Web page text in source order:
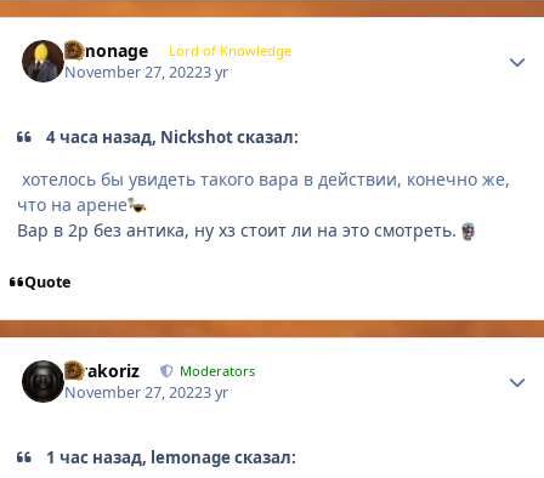
lemonage Lord of Knowledge
November 27, 20223 yr
4 часа назад, Nickshot сказал:
хотелось бы увидеть такого вара в действии, конечно же,
что на арене
Вар в 2р без антика, ну хз стоит ли на это смотреть.
Quote
Mrakoriz Moderators
November 27, 20223 yr
1 час назад, lemonage сказал: